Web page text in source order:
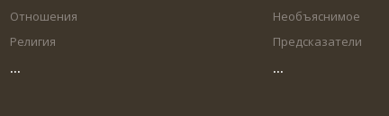
Отношения
Религия
...
Необъяснимое
Предсказатели
...